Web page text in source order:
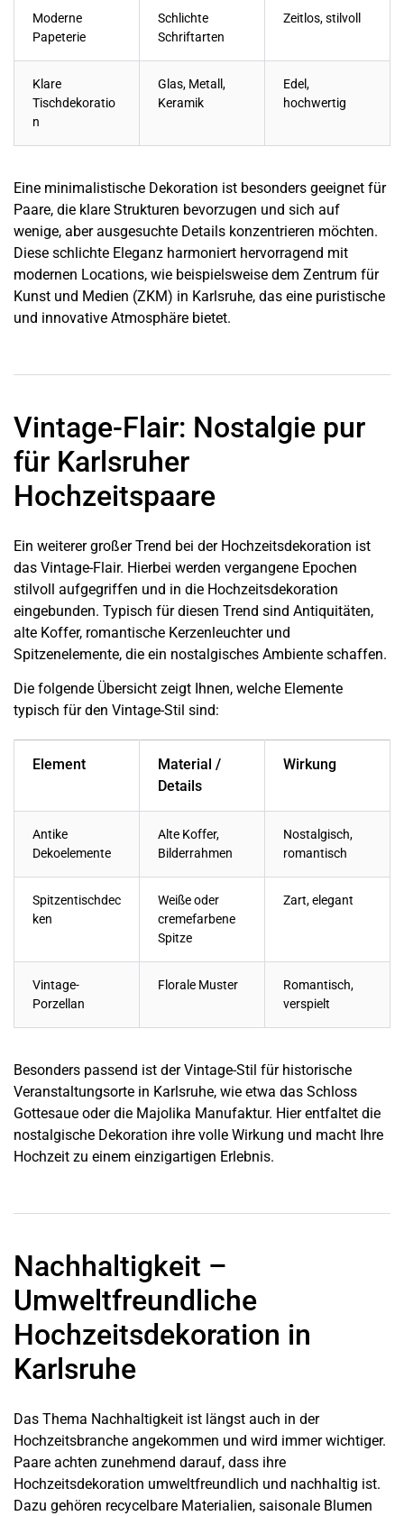
Moderne
Papeterie
Schlichte
Schriftarten
Zeitlos, stilvoll
Klare
Tischdekoratio
n
Glas, Metall,
Keramik
Edel,
hochwertig
Eine minimalistische Dekoration ist besonders geeignet für
Paare, die klare Strukturen bevorzugen und sich auf
wenige, aber ausgesuchte Details konzentrieren möchten.
Diese schlichte Eleganz harmoniert hervorragend mit
modernen Locations, wie beispielsweise dem Zentrum für
Kunst und Medien (ZKM) in Karlsruhe, das eine puristische
und innovative Atmosphäre bietet.
Vintage-Flair: Nostalgie pur
für Karlsruher
Hochzeitspaare
Ein weiterer großer Trend bei der Hochzeitsdekoration ist
das Vintage-Flair. Hierbei werden vergangene Epochen
stilvoll aufgegriffen und in die Hochzeitsdekoration
eingebunden. Typisch für diesen Trend sind Antiquitäten,
alte Koffer, romantische Kerzenleuchter und
Spitzenelemente, die ein nostalgisches Ambiente schaffen.
Die folgende Übersicht zeigt Ihnen, welche Elemente
typisch für den Vintage-Stil sind:
Element
Material /
Details
Wirkung
Antike
Dekoelemente
Alte Koffer,
Bilderrahmen
Nostalgisch,
romantisch
Spitzentischdec
ken
Weiße oder
cremefarbene
Spitze
Zart, elegant
Vintage-
Porzellan
Florale Muster
Romantisch,
verspielt
Besonders passend ist der Vintage-Stil für historische
Veranstaltungsorte in Karlsruhe, wie etwa das Schloss
Gottesaue oder die Majolika Manufaktur. Hier entfaltet die
nostalgische Dekoration ihre volle Wirkung und macht Ihre
Hochzeit zu einem einzigartigen Erlebnis.
Nachhaltigkeit –
Umweltfreundliche
Hochzeitsdekoration in
Karlsruhe
Das Thema Nachhaltigkeit ist längst auch in der
Hochzeitsbranche angekommen und wird immer wichtiger.
Paare achten zunehmend darauf, dass ihre
Hochzeitsdekoration umweltfreundlich und nachhaltig ist.
Dazu gehören recycelbare Materialien, saisonale Blumen